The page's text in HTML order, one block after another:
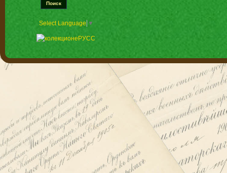
Select Language ▼